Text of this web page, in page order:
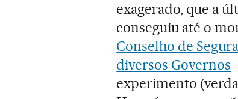
exagerado, que a
conseguiu até o
Conselho de
diversos Governos
experimento